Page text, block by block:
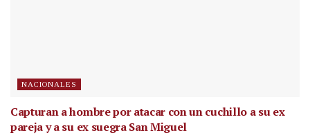
NACIONALES
Capturan a hombre por atacar con un cuchillo a su ex
pareja y a su ex suegra San Miguel